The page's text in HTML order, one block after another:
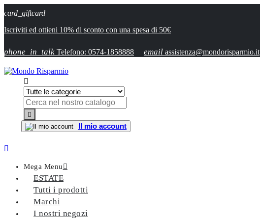
card_giftcard
Iscriviti ed ottieni 10% di sconto con una spesa di 50€
phone_in_talk Telefono: 0574-1858888 email assistenza@mondorisparmio.it


Il mio account

Mega Menu 
ESTATE
Tutti i prodotti
Marchi
I nostri negozi